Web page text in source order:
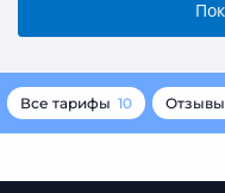
Все тарифы 10 Отзывы